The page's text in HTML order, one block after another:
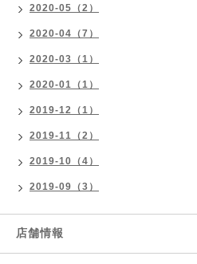
2020-05（2）
2020-04（7）
2020-03（1）
2020-01（1）
2019-12（1）
2019-11（2）
2019-10（4）
2019-09（3）
店舗情報